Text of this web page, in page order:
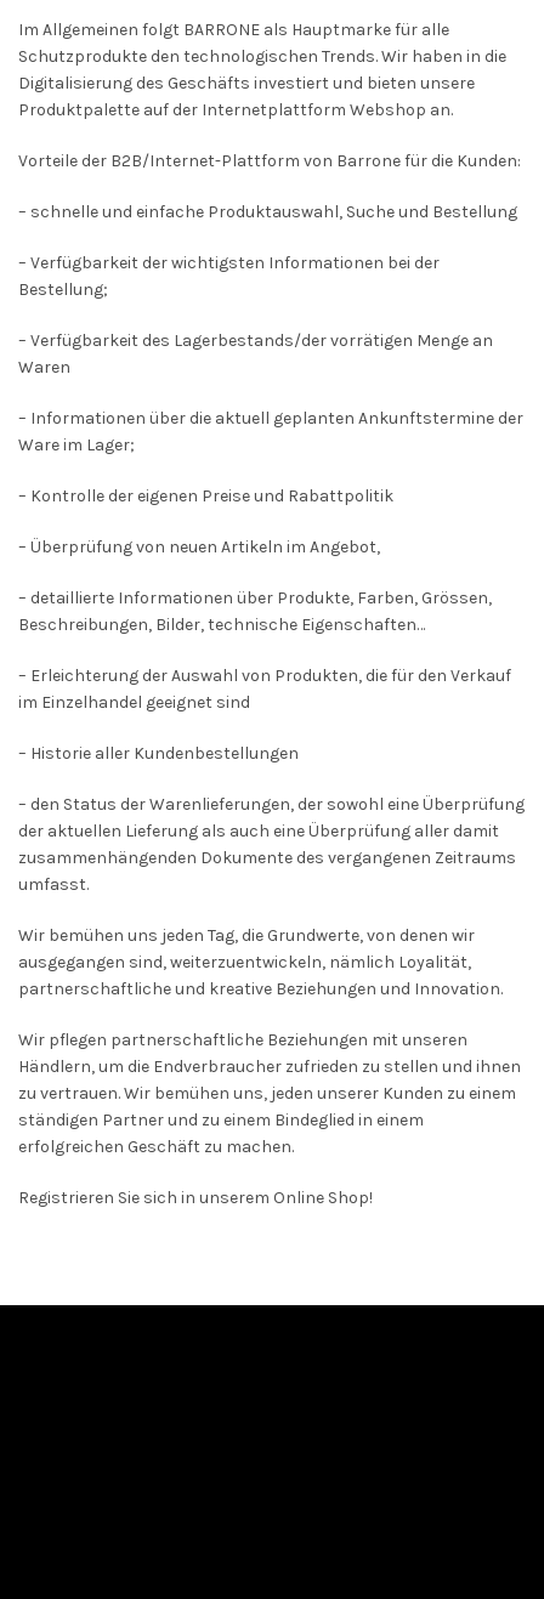
Im Allgemeinen folgt BARRONE als Hauptmarke für alle
Schutzprodukte den technologischen Trends. Wir haben in die
Digitalisierung des Geschäfts investiert und bieten unsere
Produktpalette auf der Internetplattform Webshop an.
Vorteile der B2B/Internet-Plattform von Barrone für die Kunden:
– schnelle und einfache Produktauswahl, Suche und Bestellung
– Verfügbarkeit der wichtigsten Informationen bei der
Bestellung;
– Verfügbarkeit des Lagerbestands/der vorrätigen Menge an
Waren
– Informationen über die aktuell geplanten Ankunftstermine der
Ware im Lager;
– Kontrolle der eigenen Preise und Rabattpolitik
– Überprüfung von neuen Artikeln im Angebot,
– detaillierte Informationen über Produkte, Farben, Grössen,
Beschreibungen, Bilder, technische Eigenschaften…
– Erleichterung der Auswahl von Produkten, die für den Verkauf
im Einzelhandel geeignet sind
– Historie aller Kundenbestellungen
– den Status der Warenlieferungen, der sowohl eine Überprüfung
der aktuellen Lieferung als auch eine Überprüfung aller damit
zusammenhängenden Dokumente des vergangenen Zeitraums
umfasst.
Wir bemühen uns jeden Tag, die Grundwerte, von denen wir
ausgegangen sind, weiterzuentwickeln, nämlich Loyalität,
partnerschaftliche und kreative Beziehungen und Innovation.
Wir pflegen partnerschaftliche Beziehungen mit unseren
Händlern, um die Endverbraucher zufrieden zu stellen und ihnen
zu vertrauen. Wir bemühen uns, jeden unserer Kunden zu einem
ständigen Partner und zu einem Bindeglied in einem
erfolgreichen Geschäft zu machen.
Registrieren Sie sich in unserem Online Shop!